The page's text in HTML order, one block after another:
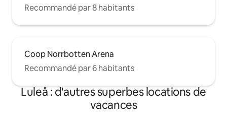
Recommandé par 8 habitants
Coop Norrbotten Arena
Recommandé par 6 habitants
Luleå : d'autres superbes locations de
vacances